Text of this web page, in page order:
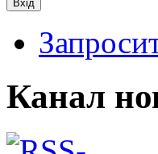
Канал